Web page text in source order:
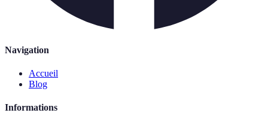
Navigation
Accueil
Blog
Informations